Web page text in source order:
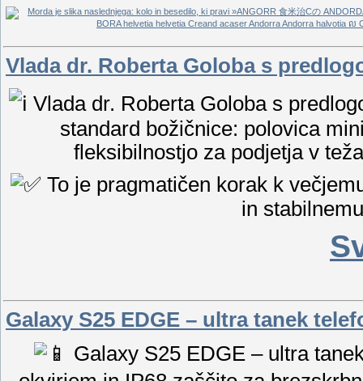
Vlada dr. Roberta Goloba s
Vlada dr. Roberta Goloba s
standard božičnice: polovica
fleksibilnostjo za podjetja v
To je pragmatičen korak k
in
Galaxy S25 EDGE – ultra tanek
Galaxy S25 EDGE – ultra